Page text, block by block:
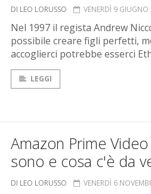
DI LEO LORUSSO VENERDÌ 9
Nel 1997 il regista Andrew
possibile creare figli perfetti,
accoglierci potrebbe esserci
LEGGI
Amazon Prime
sono e cosa c'è da
DI LEO LORUSSO VENERDÌ 6